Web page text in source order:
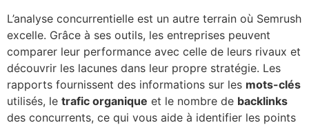
L’analyse concurrentielle est un autre terrain où Semrush
excelle. Grâce à ses outils, les entreprises peuvent
comparer leur performance avec celle de leurs rivaux et
découvrir les lacunes dans leur propre stratégie. Les
rapports fournissent des informations sur les mots-clés
utilisés, le trafic organique et le nombre de backlinks
des concurrents, ce qui vous aide à identifier les points